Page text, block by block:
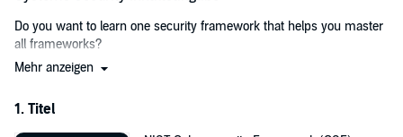
Do you want to learn one security framework that helps you master
all frameworks?
Achieve proficiency in security frameworks with expert guidance by
Bruce Brown, CISSP, GCRC.
Mehr anzeigen
1. Titel